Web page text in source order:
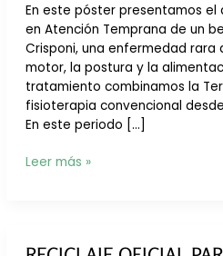
En este póster presentamos
en Atención Temprana de un
Crisponi, una enfermedad
motor, la postura y la
tratamiento combinamos la
fisioterapia convencional
En este periodo […]
Intervención
Leer más »